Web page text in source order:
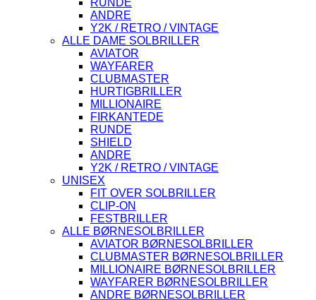
ANDRE
Y2K / RETRO / VINTAGE
ALLE DAME SOLBRILLER
AVIATOR
WAYFARER
CLUBMASTER
HURTIGBRILLER
MILLIONAIRE
FIRKANTEDE
RUNDE
SHIELD
ANDRE
Y2K / RETRO / VINTAGE
UNISEX
FIT OVER SOLBRILLER
CLIP-ON
FESTBRILLER
ALLE BØRNESOLBRILLER
AVIATOR BØRNESOLBRILLER
CLUBMASTER BØRNESOLBRILLER
MILLIONAIRE BØRNESOLBRILLER
WAYFARER BØRNESOLBRILLER
ANDRE BØRNESOLBRILLER